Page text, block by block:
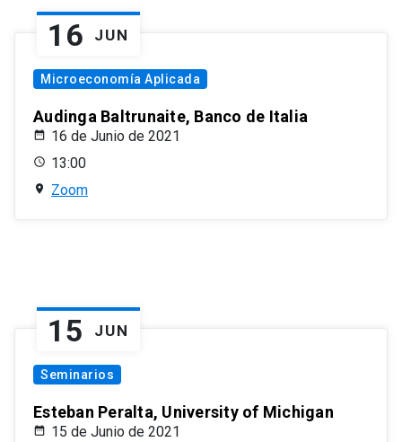
16 JUN
Microeconomía Aplicada
Audinga Baltrunaite, Banco de Italia
16 de Junio de 2021
13:00
Zoom
15 JUN
Seminarios
Esteban Peralta, University of Michigan
15 de Junio de 2021